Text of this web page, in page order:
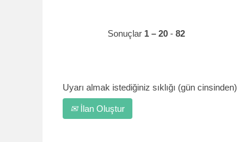
Sonuçlar 1 – 20 - 82
Uyarı almak istediğiniz sıklığı (gün
İlan Oluştur